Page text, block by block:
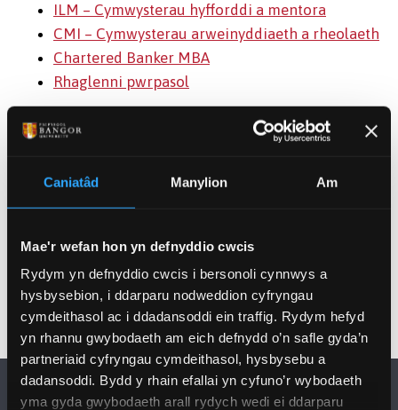
Caniatâd Manylion Am
Mae'r wefan hon yn defnyddio cwcis
Rydym yn defnyddio cwcis i bersonoli cynnwys a
hysbysebion, i ddarparu nodweddion cyfryngau
cymdeithasol ac i ddadansoddi ein traffig. Rydym hefyd
yn rhannu gwybodaeth am eich defnydd o’n safle gyda’n
partneriaid cyfryngau cymdeithasol, hysbysebu a
dadansoddi. Bydd y rhain efallai yn cyfuno’r wybodaeth
yma gyda gwybodaeth arall rydych wedi ei ddarparu
ILM – Cymwysterau hyfforddi a mentora
CMI – Cymwysterau arweinyddiaeth a rheolaeth
Chartered Banker MBA
Rhaglenni pwrpasol
Am ragor o wybodaeth am Hyfforddiant yn y
Ganolfan Rheolaeth cysylltwch â’r Tîm ar 01248 365
bostiwchtraining@themanagementcentre.co.uk.